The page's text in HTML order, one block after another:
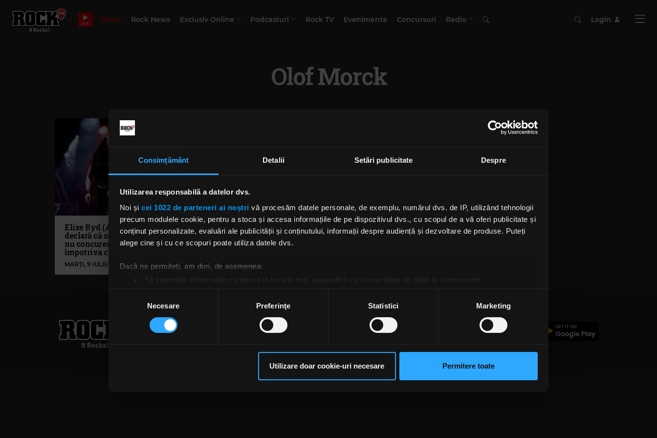
Consimțământ Detalii Setări publicitate Despre
Utilizarea responsabilă a datelor dvs.
Noi și cei 1022 de parteneri ai noștri vă procesăm datele personale, de exemplu, numărul dvs. de IP, utilizând tehnologii
precum modulele cookie, pentru a stoca și accesa informațiile de pe dispozitivul dvs., cu scopul de a vă oferi publicitate și
conținut personalizate, evaluări ale publicității și conținutului, informații despre audiență și dezvoltare de produse. Puteți
alege cine și cu ce scopuri poate utiliza datele dvs.
Dacă ne permiteți, am dori, de asemenea:
Să colectăm informațiile cu privire la locația dvs. geografică cu o exactitate de până la câțiva metri
Găsiți mai multe informații despre procesarea datelor dvs. personale și configurați-vă preferințele la
secțiunea cu detalii
Vă puteți modifica sau retrage oricând acordul din Declarația despre modulele cookie.
traficul. De asemenea, le oferim partenerilor de rețele sociale, de publicitate și de analize informații cu privire la modul în
care folosiți site-ul nostru. Aceștia le pot combina cu alte informații oferite de dvs. sau culese în urma folosirii serviciilor
consimțământului
Necesare Preferinţe Statistici Marketing
Utilizare doar cookie-uri necesare Permitere toate
LIVE Bilete Rock News Exclusiv Online Podcasturi Rock TV Evenimente Concursuri Radio Login
Olof Morck
Elize Ryd (Amaranthe)
declară că soliștii formației
nu concurează unul
împotriva celuilalt
MARȚI, 9 IULIE 2019
Videoclip nou de la
Amaranthe - „Dream”
MIERCURI, 16 IANUARIE 2019
Rock FM– It Rocks!
021 318 8000 Contact form Date societate
Cod deontologic